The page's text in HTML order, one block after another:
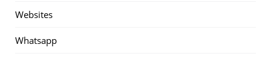
Websites
Whatsapp